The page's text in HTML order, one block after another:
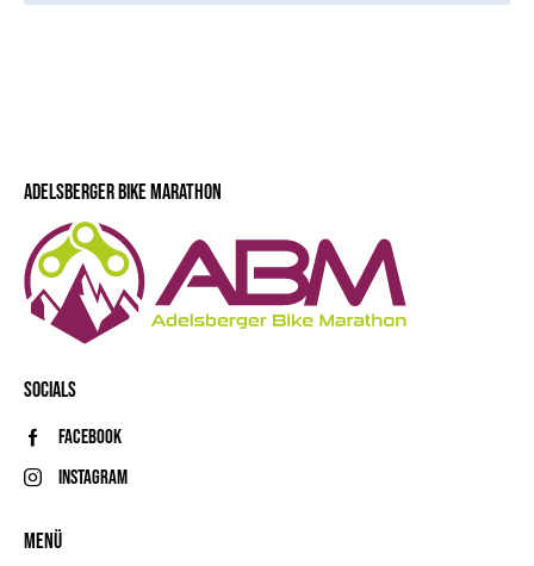
ADELSBERGER BIKE MARATHON
SOCIALS
Facebook
Instagram
MENÜ